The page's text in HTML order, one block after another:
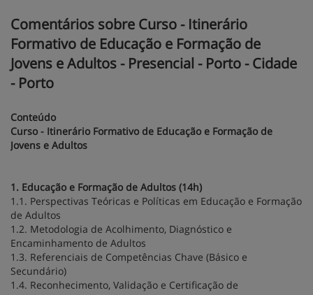
Comentários sobre Curso - Itinerário
Formativo de Educação e Formação de
Jovens e Adultos - Presencial - Porto - Cidade
- Porto
Conteúdo
Curso - Itinerário Formativo de Educação e Formação de
Jovens e Adultos
1. Educação e Formação de Adultos (14h)
1.1. Perspectivas Teóricas e Políticas em Educação e Formação
de Adultos
1.2. Metodologia de Acolhimento, Diagnóstico e
Encaminhamento de Adultos
1.3. Referenciais de Competências Chave (Básico e
Secundário)
1.4. Reconhecimento, Validação e Certificação de